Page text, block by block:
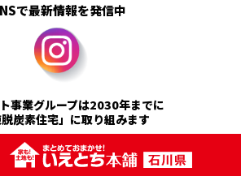
で最新情報を発信中
事業グループは2030年までに
脱炭素住宅」に取り組みます